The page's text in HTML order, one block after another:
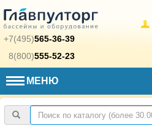
+7(495)565-36-39
8(800)555-52-23
МЕНЮ